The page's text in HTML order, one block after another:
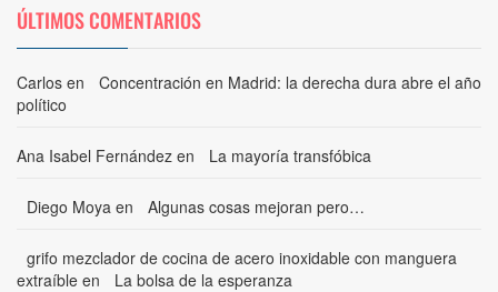
ÚLTIMOS COMENTARIOS
Carlos en
Concentración en Madrid: la derecha dura abre el año
político
Ana Isabel Fernández en La mayoría transfóbica
Diego Moya en Algunas cosas mejoran pero…
grifo mezclador de cocina de acero inoxidable con manguera
extraíble en La bolsa de la esperanza